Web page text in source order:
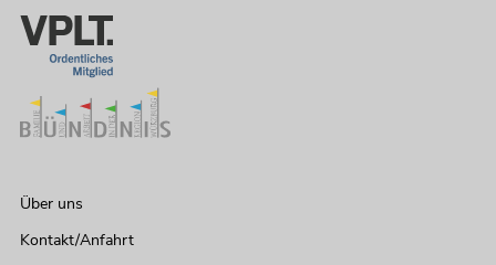
Über uns
Kontakt/Anfahrt